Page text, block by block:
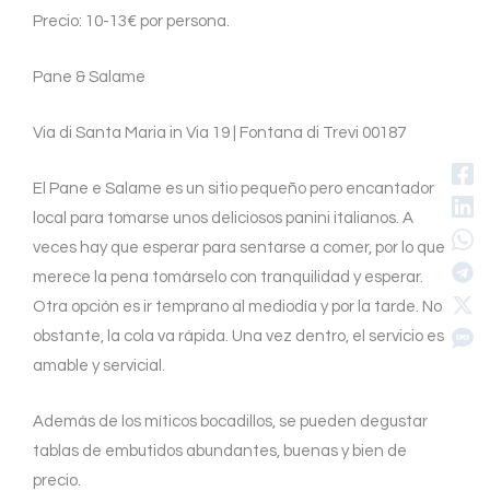
Precio: 10-13€ por persona.
Pane & Salame
Via di Santa Maria in Via 19 | Fontana di Trevi 00187
El Pane e Salame es un sitio pequeño pero encantador
local para tomarse unos deliciosos panini italianos. A
veces hay que esperar para sentarse a comer, por lo que
merece la pena tomárselo con tranquilidad y esperar.
Otra opción es ir temprano al mediodía y por la tarde. No
obstante, la cola va rápida. Una vez dentro, el servicio es
amable y servicial.
Además de los míticos bocadillos, se pueden degustar
tablas de embutidos abundantes, buenas y bien de
precio.